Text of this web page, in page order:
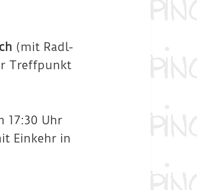
(mit Radl-
Treffpunkt
17:30 Uhr
Einkehr in